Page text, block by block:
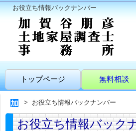
お役立ち情報バックナンバー
トップページ 無料相談
お役立ち情報バックナンバー
お役立ち情報バック